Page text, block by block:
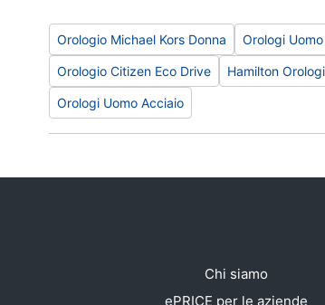
Orologio Michael Kors Donna Orologi Uomo
Orologio Citizen Eco Drive Hamilton
Orologi Uomo Acciaio
Chi siamo
ePRICE per le aziende